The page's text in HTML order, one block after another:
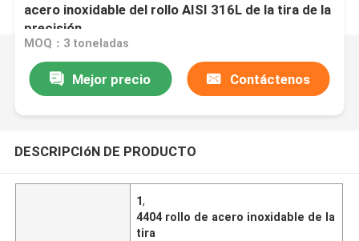
acero inoxidable del rollo AISI 316L de la tira de la
precisión
MOQ：3 toneladas
Mejor precio Contáctenos
DESCRIPCIóN DE PRODUCTO
1,
4404 rollo de acero inoxidable de la
tira